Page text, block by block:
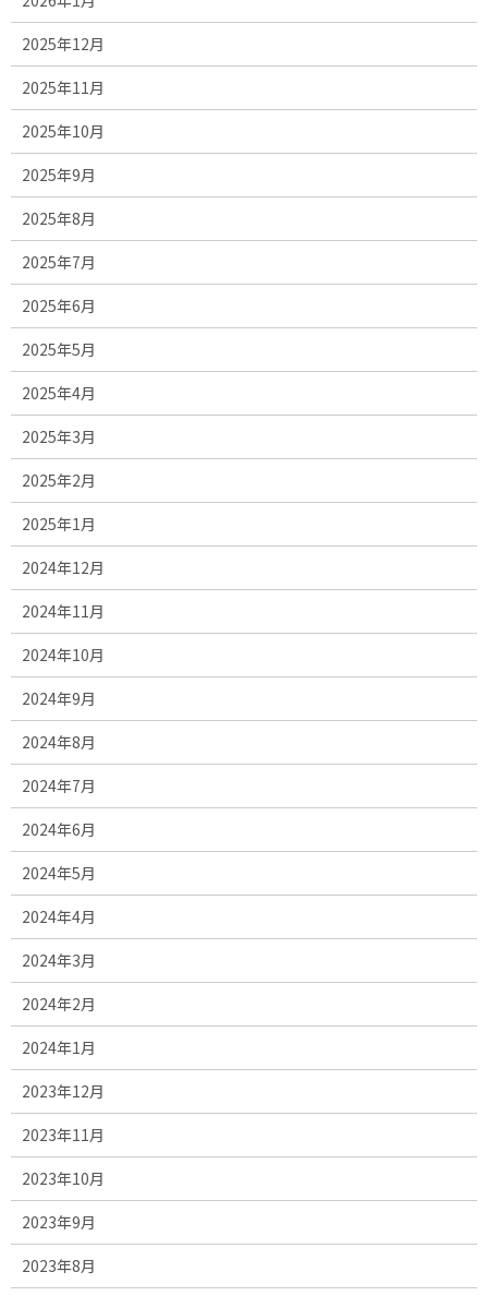
2025年12月
2025年11月
2025年10月
2025年9月
2025年8月
2025年7月
2025年6月
2025年5月
2025年4月
2025年3月
2025年2月
2025年1月
2024年12月
2024年11月
2024年10月
2024年9月
2024年8月
2024年7月
2024年6月
2024年5月
2024年4月
2024年3月
2024年2月
2024年1月
2023年12月
2023年11月
2023年10月
2023年9月
2023年8月